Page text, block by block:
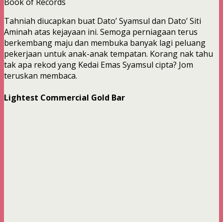
Tahniah diucapkan buat Dato’ Syamsul dan Dato’ Siti
Aminah atas kejayaan ini. Semoga perniagaan terus
berkembang maju dan membuka banyak lagi peluang
pekerjaan untuk anak-anak tempatan. Korang nak tahu
tak apa rekod yang Kedai Emas Syamsul cipta? Jom
teruskan membaca.
Lightest Commercial Gold Bar